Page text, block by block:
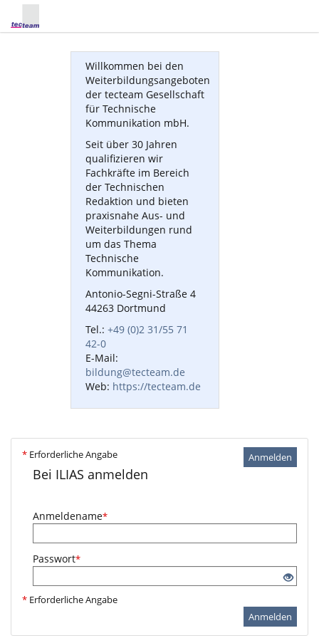
Willkommen bei den
Weiterbildungsangeboten
der tecteam Gesellschaft
für Technische
Kommunikation mbH.
Seit über 30 Jahren
qualifizieren wir
Fachkräfte im Bereich
der Technischen
Redaktion und bieten
praxisnahe Aus- und
Weiterbildungen rund
um das Thema
Technische
Kommunikation.
Antonio-Segni-Straße 4
44263 Dortmund
Tel.: +49 (0)2 31/55 71
42-0
E-Mail:
bildung@tecteam.de
Web: https://tecteam.de
Anmelden
* Erforderliche Angabe
Bei ILIAS anmelden
Anmeldename*
Passwort*
* Erforderliche Angabe
Anmelden